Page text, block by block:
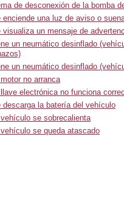
de desconexión de la bomba
enciende una luz de aviso o
visualiza un mensaje de
un neumático desinflado
un neumático desinflado
no arranca
electrónica no funciona
descarga la batería del vehículo
se sobrecalienta
se queda atascado